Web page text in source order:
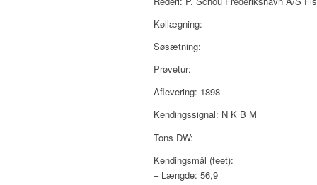
Køllægning:
Søsætning:
Prøvetur:
Aflevering: 1898
Kendingssignal: N K B M
Tons DW:
Kendingsmål (feet):
– Længde: 56,9